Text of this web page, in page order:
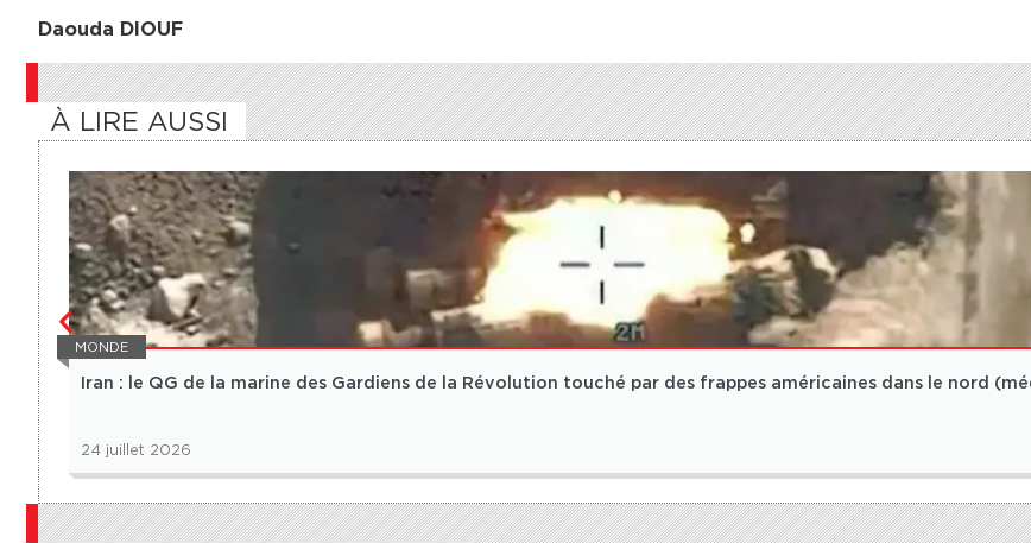
Daouda DIOUF
À LIRE AUSSI
MONDE
Iran : le QG de la marine des Gardiens de la Révolution touché par des frappes américaines dans le nord
24 juillet 2026